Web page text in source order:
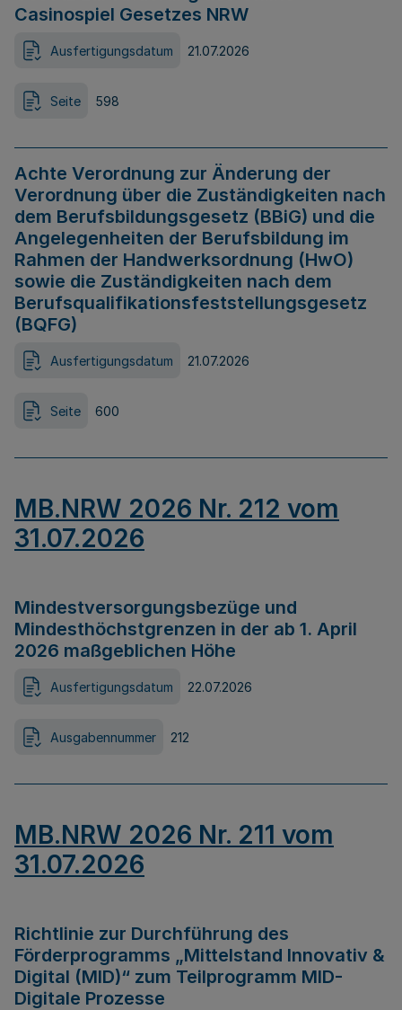
Casinospiel Gesetzes NRW
Ausfertigungsdatum 21.07.2026
Seite 598
Achte Verordnung zur Änderung der
Verordnung über die Zuständigkeiten nach
dem Berufsbildungsgesetz (BBiG) und die
Angelegenheiten der Berufsbildung im
Rahmen der Handwerksordnung (HwO)
sowie die Zuständigkeiten nach dem
Berufsqualifikationsfeststellungsgesetz
(BQFG)
Ausfertigungsdatum 21.07.2026
Seite 600
MB.NRW 2026 Nr. 212 vom
31.07.2026
Mindestversorgungsbezüge und
Mindesthöchstgrenzen in der ab 1. April
2026 maßgeblichen Höhe
Ausfertigungsdatum 22.07.2026
Ausgabennummer 212
MB.NRW 2026 Nr. 211 vom
31.07.2026
Richtlinie zur Durchführung des
Förderprogramms „Mittelstand Innovativ &
Digital (MID)“ zum Teilprogramm MID-
Digitale Prozesse